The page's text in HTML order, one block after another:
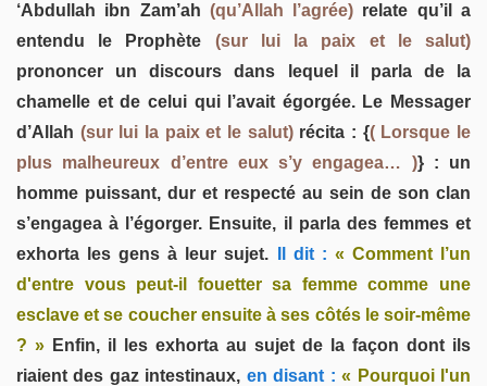
‘Abdullah ibn Zam’ah (qu’Allah l’agrée) relate qu’il a
entendu le Prophète (sur lui la paix et le salut)
prononcer un discours dans lequel il parla de la
chamelle et de celui qui l’avait égorgée. Le Messager
d’Allah (sur lui la paix et le salut)récita : {( Lorsque le
plus malheureux d’entre eux s’y engagea… )} : un
homme puissant, dur et respecté au sein de son clan
s’engagea à l’égorger. Ensuite, il parla des femmes et
exhorta les gens à leur sujet. Il dit : « Comment l’un
d'entre vous peut-il fouetter sa femme comme une
esclave et se coucher ensuite à ses côtés le soir-même
? » Enfin, il les exhorta au sujet de la façon dont ils
riaient des gaz intestinaux, en disant : « Pourquoi l'un